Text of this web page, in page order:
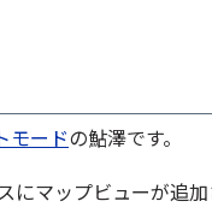
モードの鮎澤です。
マップビューが追加